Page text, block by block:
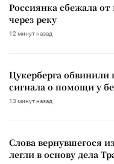
Россиянка сбежала
через реку
12 минут назад
Цукерберга обвинили
сигнала о помощи у
13 минут назад
Слова вернувшегося
легли в основу дела